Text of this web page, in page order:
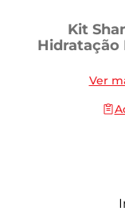
Kit
Hidratação
Ver